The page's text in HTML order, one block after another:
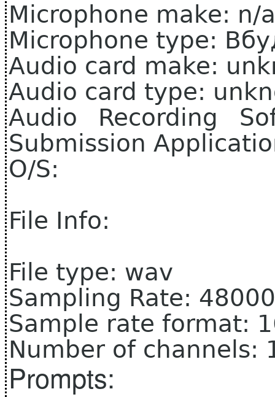
Microphone make: n/a
Microphone type:
Audio card make:
Audio card type:
Audio Recording
Submission
O/S:
File Info:
File type: wav
Sampling Rate: 48000
Sample rate format:
Number of channels:
Prompts: